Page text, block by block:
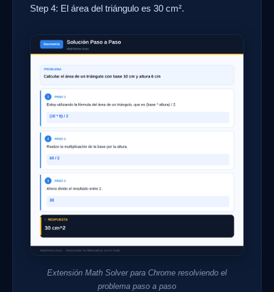
Step 4: El área del triángulo es 30 cm².
Extensión Math Solver para Chrome resolviendo el
problema paso a paso